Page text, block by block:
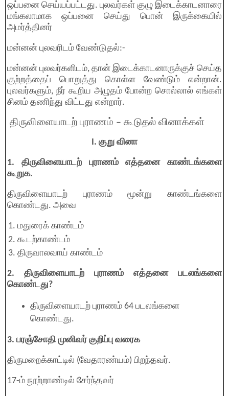
ஒப்பனை செய்யப்பட்டது. புலவர்கள் குழு இடைக்காடனாரை
மங்கலாமாக ஒப்பனை செய்து பொன் இருக்கையில்
அமர்த்தினர்
மன்னன் புலவரிடம் வேண்டுதல்:-
மன்னன் புலவர்களிடம், தான் இடைக்காடனாருக்குச் செய்த
குற்றத்தைப் பொறுத்து கொள்ள வேண்டும் என்றான்.
புலவர்களும், நீர் கூறிய அழுதம் போன்ற சொல்லால் எங்கள்
சினம் தணிந்து விட்டது என்றார்.
திருவிளையாடற் புராணம் – கூடுதல் வினாக்கள்
I. குறு வினா
1. திருவிளையாடற் புராணம் எத்தனை காண்டங்களை
கூறுக.
திருவிளையாடற் புராணம் மூன்று காண்டங்களை
கொண்டது. அவை
மதுரைக் காண்டம்
கூடற்காண்டம்
திருவாலவாய் காண்டம்
2. திருவிளையாடற் புராணம் எத்தனை படலங்களை
கொண்டது?
திருவிளையாடற் புராணம் 64 படலங்களை
கொண்டது.
3. பரஞ்சோதி முனிவர் குறிப்பு வரைக
திருமறைக்காட்டில் (வேதாரண்யம்) பிறந்தவர்.
17-ம் நூற்றாண்டில் சேர்ந்தவர்